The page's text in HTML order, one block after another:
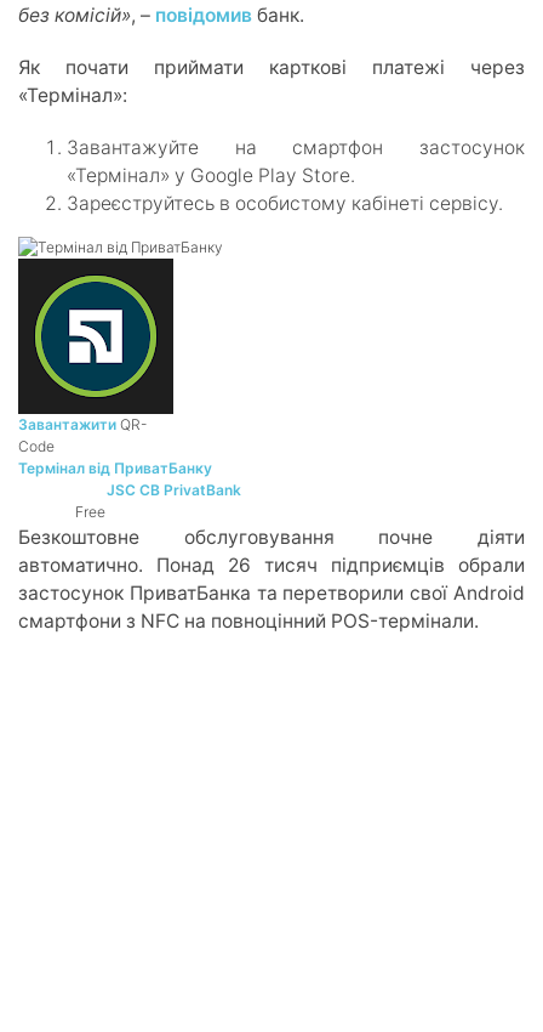
без комісій», – повідомив банк.
Як почати приймати карткові платежі через
«Термінал»:
Завантажуйте на смартфон застосунок
«Термінал» у Google Play Store.
Зареєструйтесь в особистому кабінеті сервісу.
Завантажити QR-
Code
Термінал від ПриватБанку
JSC CB PrivatBank
Free
Безкоштовне обслуговування почне діяти
автоматично. Понад 26 тисяч підприємців обрали
застосунок ПриватБанка та перетворили свої Android
смартфони з NFC на повноцінний POS-термінали.